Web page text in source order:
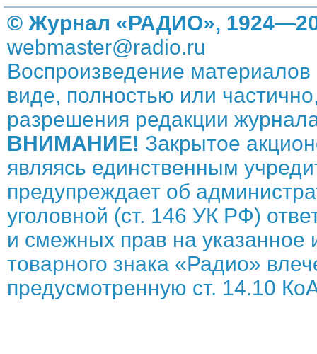
© Журнал «РАДИО»,
webmaster@radio.ru
Воспроизведение
виде, полностью или
разрешения редакции
ВНИМАНИЕ! Закрытое
являясь единственным
предупреждает об
уголовной (ст. 146 УК РФ)
и смежных прав на указанное
товарного знака «Радио»
предусмотренную ст. 14.10